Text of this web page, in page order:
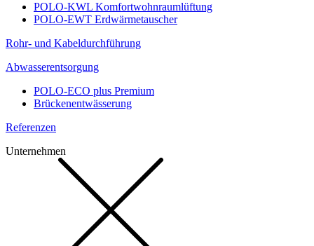
POLO-KWL Komfortwohnraumlüftung
POLO-EWT Erdwärmetauscher
Rohr- und Kabeldurchführung
Abwasserentsorgung
POLO-ECO plus Premium
Brückenentwässerung
Referenzen
Unternehmen